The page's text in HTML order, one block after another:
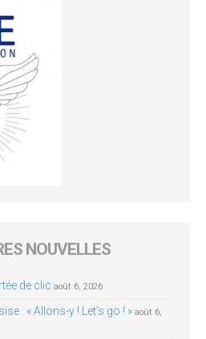
NOUVELLES
de clic août 6, 2026
: « Allons-y ! Let’s go ! » août 6,